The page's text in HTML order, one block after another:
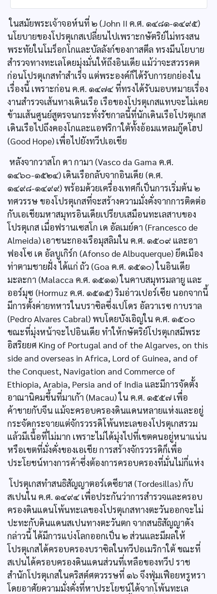
ในสมัยพระเจ้าจอห์นที่ ๒ (John II ค.ศ. ๑๔๘๑-๑๔๙๕)
นโยบายของโปรตุเกสเปลี่ยนไปเพราะกษัตริย์ไม่ทรงสน
พระทัยในโมร็อกโกและบัลลังก์ของกาสตีล ทรงมีนโยบาย
สำรวจทางทะเลโดยมุ่งมั่นให้ถึงอินเดีย แม้ว่าจะสวรรคต
ก่อนโปรตุเกสทำสำเร็จ แต่พระองค์ก็ได้รับการยกย่องใน
เรื่องนี้ เพราะก่อน ค.ศ. ๑๔๗๔ ที่ทรงได้รับมอบหมายเรื่อง
งานสำรวจเส้นทางเดินเรือ เรือของโปรตุเกสแทบจะไม่เคย
ข้ามเส้นศูนย์สูตรจนกระทั่งรัชกาลนี้ที่นักเดินเรือโปรตุเกส
เดินเรือไปถึงคองโกและแอฟริกาใต้ทั้งอ้อมแหลมกู๊ดโฮป
(Good Hope) เพื่อไปยังทวีปเอเชีย
หลังจากวาสโก ดา กามา (Vasco da Gama ค.ศ.
๑๔๖๐-๑๕๒๔) เดินเรือกลับจากอินเดีย (ค.ศ.
๑๔๙๘-๑๔๙๙) พร้อมด้วยเครื่องเทศก็เป็นการเริ่มต้น ๒
ทศวรรษ ของโปรตุเกสที่จะสร้างความมั่งคั่งจากการติดต่อ
กับเอเชียมหาสมุทรอินเดียเปรียบเสมือนทะเลสาบของ
โปรตุเกส เมื่อฟรานเซสโก เด อัลเมย์ดา (Francesco de
Almeida) เอาชนะกองเรือมุสลิมใน ค.ศ. ๑๕๐๙ และอา
ฟองโซ เด อัลบูเกิร์ก (Afonso de Albuquerque) ยึดเมือง
ท่าตามชายฝั่ง ได้แก่ ถัว (Goa ค.ศ. ๑๕๑๐) ในอินเดีย
มะละกา (Malacca ค.ศ. ๑๕๑๑) ในคาบสมุทรมลายู และ
ออร์มุซ (Hormuz ค.ศ. ๑๕๑๕) ริมอ่าวเปอร์เซีย นอกจากนี้
มีการตั้งค่ายทหารในบราซิลซึ่งเปโดร อัลวาเรซ กาบราล
(Pedro Alvares Cabral) พบโดยบังเอิญใน ค.ศ. ๑๕๐๐
ขณะที่มุ่งหน้าจะไปอินเดีย ทำให้กษัตริย์โปรตุเกสมีพระ
อิสริยยศ King of Portugal and of the Algarves, on this
side and overseas in Africa, Lord of Guinea, and of
the Conquest, Navigation and Commerce of
Ethiopia, Arabia, Persia and of India และมีการจัดตั้ง
อาณานิคมขึ้นที่มาเกัา (Macau) ใน ค.ศ. ๑๕๕๗ เพื่อ
ค้าขายกับจีน แม้จะครอบครองดินแดนหลายแห่งและอยู่
กระจัดกระจายแต่จักรวรรดิโพ้นทะเลของโปรตุเกสรวม
แล้วมีเนื้อที่ไม่มาก เพราะไม่ได้มุ่งไปที่เขตคนอยู่หนาแน่น
หรือเขตที่มั่งคั่งของเอเชีย การสร้างจักรวรรดิก็เพื่อ
ประโยชน์ทางการค้าซึ่งต้องการครอบครองที่มั่นไม่กี่แห่ง
โปรตุเกสทำสนธิสัญญาตอร์เดซียาส (Tordesillas) กับ
สเปนใน ค.ศ. ๑๔๙๔ เพื่อประกันว่าการสำรวจและครอบ
ครองดินแดนโพ้นทะเลของโปรตุเกสทางตะวันออกจะไม่
ปะทะกับดินแดนสเปนทางตะวันตก จากสนธิสัญญาดัง
กล่าวนี้ ได้มีการแบ่งโลกออกเป็น ๒ ส่วนและมีผลให้
โปรตุเกสได้ครอบครองบราซิลในทวีปอเมริกาใต้ ขณะที่
สเปนได้ครอบครองดินแดนส่วนที่เหลือของทวีป ราช
สำนักโปรตุเกสในคริสต์ศตวรรษที่ ๑๖ จึงฟุ่มเฟือยหรูหรา
โดยอาศัยความมั่งคั่งที่หาประโยชน์ได้จากโพ้นทะเล